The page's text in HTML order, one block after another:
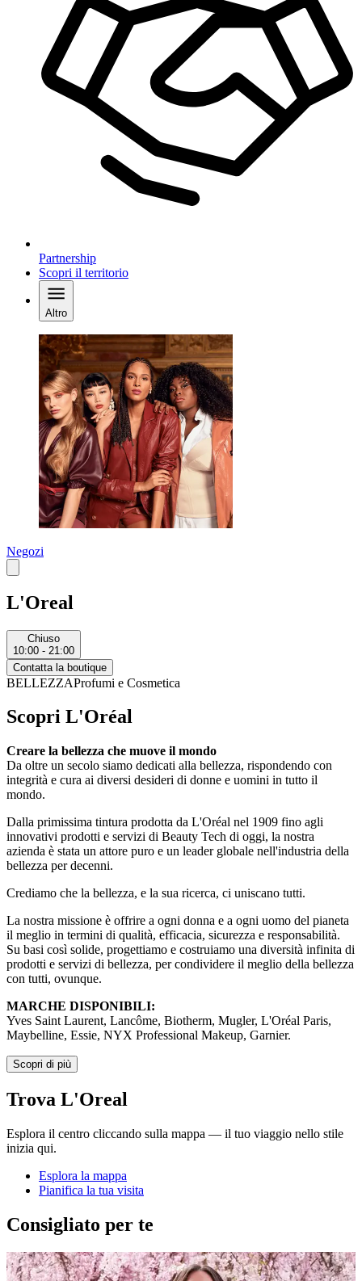
Partnership
Scopri il territorio
Altro
Negozi
L'Oreal
Chiuso
10:00 - 21:00
Contatta la boutique
BELLEZZAProfumi e Cosmetica
Scopri L'Oréal
Creare la bellezza che muove il mondo
Da oltre un secolo siamo dedicati alla bellezza, rispondendo con
integrità e cura ai diversi desideri di donne e uomini in tutto il
mondo.
Dalla primissima tintura prodotta da L'Oréal nel 1909 fino agli
innovativi prodotti e servizi di Beauty Tech di oggi, la nostra
azienda è stata un attore puro e un leader globale nell'industria della
bellezza per decenni.
Crediamo che la bellezza, e la sua ricerca, ci uniscano tutti.
La nostra missione è offrire a ogni donna e a ogni uomo del pianeta
il meglio in termini di qualità, efficacia, sicurezza e responsabilità.
Su basi così solide, progettiamo e costruiamo una diversità infinita di
prodotti e servizi di bellezza, per condividere il meglio della bellezza
con tutti, ovunque.
MARCHE DISPONIBILI:
Yves Saint Laurent, Lancôme, Biotherm, Mugler, L'Oréal Paris,
Maybelline, Essie, NYX Professional Makeup, Garnier.
Scopri di più
Trova L'Oreal
Esplora il centro cliccando sulla mappa — il tuo viaggio nello stile
inizia qui.
Esplora la mappa
Pianifica la tua visita
Consigliato per te